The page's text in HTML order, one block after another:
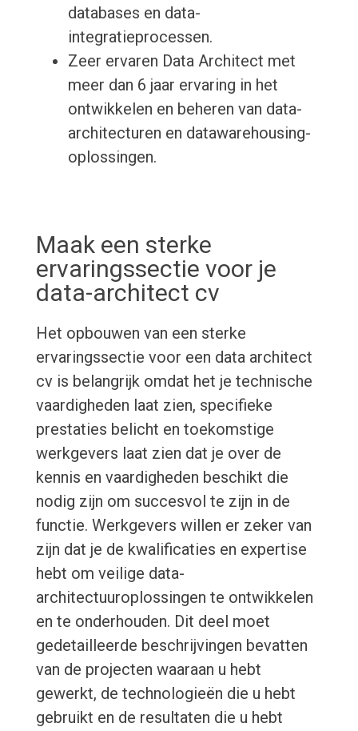
databases en data-
integratieprocessen.
Zeer ervaren Data Architect met
meer dan 6 jaar ervaring in het
ontwikkelen en beheren van data-
architecturen en datawarehousing-
oplossingen.
Maak een sterke
ervaringssectie voor je
data-architect cv
Het opbouwen van een sterke
ervaringssectie voor een data architect
cv is belangrijk omdat het je technische
vaardigheden laat zien, specifieke
prestaties belicht en toekomstige
werkgevers laat zien dat je over de
kennis en vaardigheden beschikt die
nodig zijn om succesvol te zijn in de
functie. Werkgevers willen er zeker van
zijn dat je de kwalificaties en expertise
hebt om veilige data-
architectuuroplossingen te ontwikkelen
en te onderhouden. Dit deel moet
gedetailleerde beschrijvingen bevatten
van de projecten waaraan u hebt
gewerkt, de technologieën die u hebt
gebruikt en de resultaten die u hebt